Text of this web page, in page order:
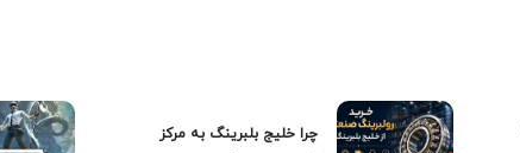
چرا خلیج بلبرینگ به مرکز